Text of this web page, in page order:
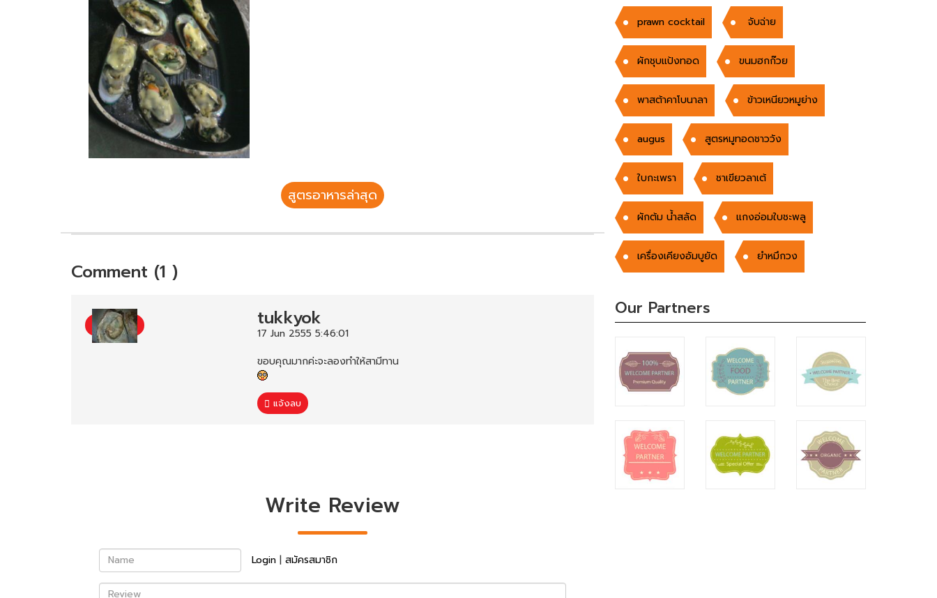
สูตรอาหารล่าสุด
Comment (1 )
tukkyok
17 Jun 2555 5:46:01
ขอบคุณมากค่ะจะลองทำให้สามีทาน
แจ้งลบ
Write Review
Name Login | สมัครสมาชิก
Review
prawn cocktail จับฉ่าย
ผักชุบแป้งทอด ขนมฮกก๊วย
พาสต้าคาโบนาลา ข้าวเหนียวหมูย่าง
augus สูตรหมูทอดชาววัง
ใบกะเพรา ชาเขียวลาเต้
ผักต้ม น้ำสลัด แกงอ่อมใบชะพลู
เครื่องเคียงอัมบูยัด ยำหมึกวง
Our Partners